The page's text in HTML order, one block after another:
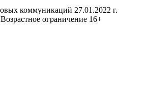
коммуникаций 27.01.2022 г.
ограничение 16+